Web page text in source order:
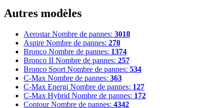
Autres modèles
Aerostar Nombre de pannes: 3018
Aspire Nombre de pannes: 278
Bronco Nombre de pannes: 1374
Bronco II Nombre de pannes: 257
Bronco Sport Nombre de pannes: 534
C-Max Nombre de pannes: 363
C-Max Energi Nombre de pannes: 127
C-Max Hybrid Nombre de pannes: 172
Contour Nombre de pannes: 4342